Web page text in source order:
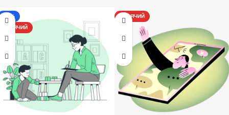
-13%
ГОРЯЧИЙ
ГОРЯЧИЙ